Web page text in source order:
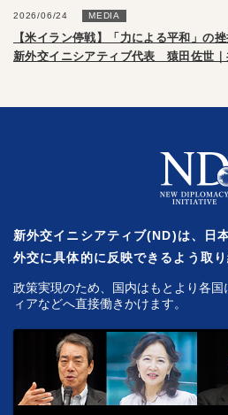
2026/06/24 MEDIA
【米イラン停戦】「力による平和」
新外交イニシアティブ代表 猿田佐世
新外交イニシアティブ(ND)は、日
外交に具体的に反映できるよう取り
政策実現のため、国内はもとより各
ィアなどへ直接働きかけます。